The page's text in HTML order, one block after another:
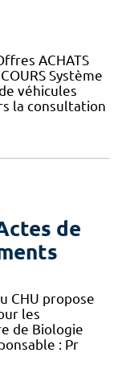
ACHATS
Système
véhicules
la consultation
de
CHU propose
les
de Biologie
: Pr